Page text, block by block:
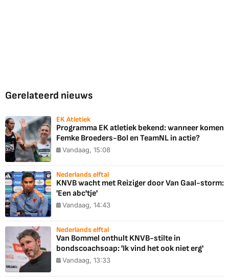
Gerelateerd nieuws
EK Atletiek
Programma EK atletiek bekend: wanneer komen
Femke Broeders-Bol en TeamNL in actie?
Vandaag, 15:08
Nederlands elftal
KNVB wacht met Reiziger door Van Gaal-storm:
'Een abc'tje'
Vandaag, 14:43
Nederlands elftal
Van Bommel onthult KNVB-stilte in
bondscoachsoap: 'Ik vind het ook niet erg'
Vandaag, 13:33